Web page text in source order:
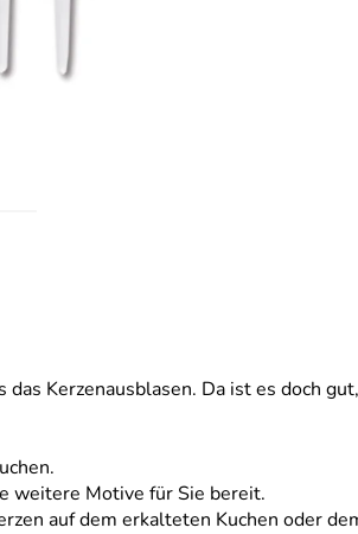
Kerzenausblasen. Da ist es doch
weitere Motive für Sie bereit.
auf dem erkalteten Kuchen oder